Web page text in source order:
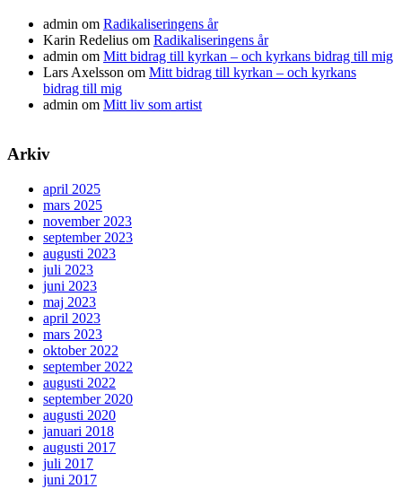
admin om Radikaliseringens år
Karin Redelius om Radikaliseringens år
admin om Mitt bidrag till kyrkan – och kyrkans bidrag till mig
Lars Axelsson om Mitt bidrag till kyrkan – och kyrkans
bidrag till mig
admin om Mitt liv som artist
Arkiv
april 2025
mars 2025
november 2023
september 2023
augusti 2023
juli 2023
juni 2023
maj 2023
april 2023
mars 2023
oktober 2022
september 2022
augusti 2022
september 2020
augusti 2020
januari 2018
augusti 2017
juli 2017
juni 2017